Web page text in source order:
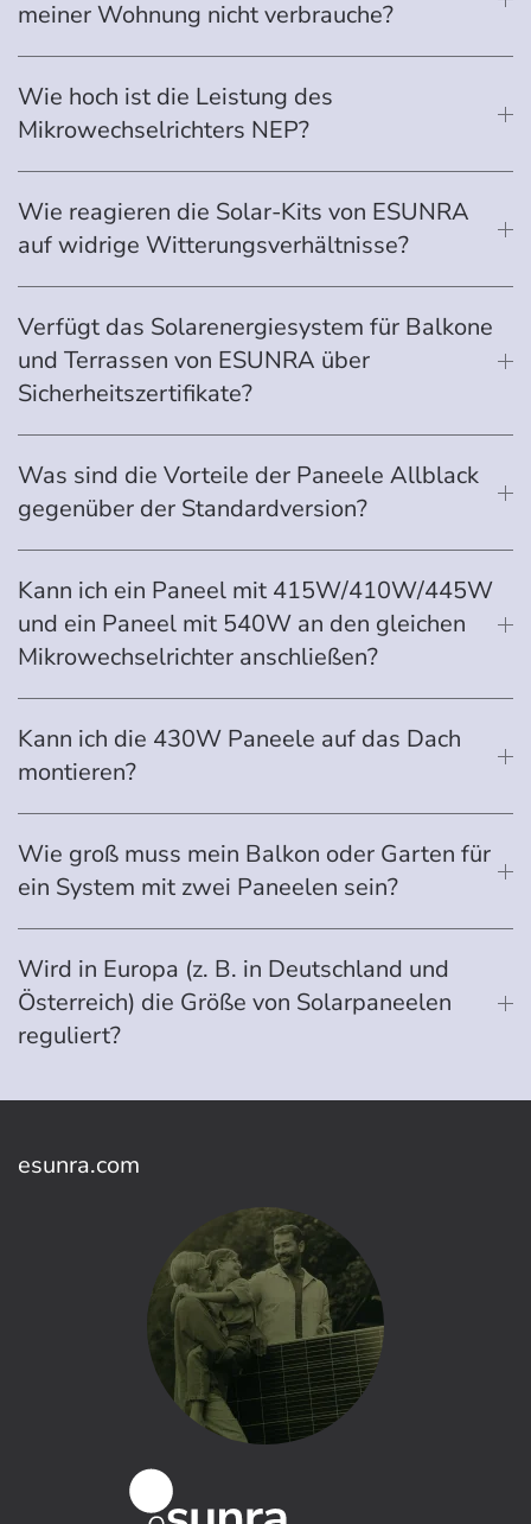
meiner Wohnung nicht verbrauche?
Wie hoch ist die Leistung des
Mikrowechselrichters NEP?
Wie reagieren die Solar-Kits von ESUNRA
auf widrige Witterungsverhältnisse?
Verfügt das Solarenergiesystem für Balkone
und Terrassen von ESUNRA über
Sicherheitszertifikate?
Was sind die Vorteile der Paneele Allblack
gegenüber der Standardversion?
Kann ich ein Paneel mit 415W/410W/445W
und ein Paneel mit 540W an den gleichen
Mikrowechselrichter anschließen?
Kann ich die 430W Paneele auf das Dach
montieren?
Wie groß muss mein Balkon oder Garten für
ein System mit zwei Paneelen sein?
Wird in Europa (z. B. in Deutschland und
Österreich) die Größe von Solarpaneelen
reguliert?
esunra.com